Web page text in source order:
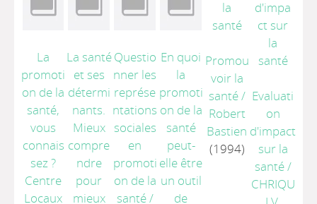
La
promoti
on de la
santé,
vous
connais
sez ?
Centre
Locaux
La santé
et ses
détermi
nants.
Mieux
compre
ndre
pour
mieux
Questio
nner les
représe
ntations
sociales
en
promoti
on de la
santé/
En quoi
la
promoti
on de la
santé
peut-
elle être
un outil
de
Promou
voir la
santé/
Robert
Bastien
(1994)
Evaluati
on
d'impact
sur la
santé/
CHRIQU